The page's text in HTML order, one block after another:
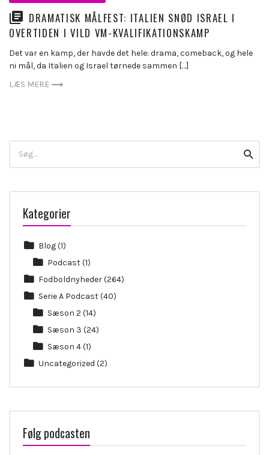
DRAMATISK MÅLFEST: ITALIEN SNØD ISRAEL I
OVERTIDEN I VILD VM-KVALIFIKATIONSKAMP
Det var en kamp, der havde det hele: drama, comeback, og hele
ni mål, da Italien og Israel tørnede sammen […]
LÆS MERE
for:
Kategorier
Blog(1)
Podcast(1)
Fodboldnyheder(264)
Serie A Podcast(40)
Sæson 2 (14)
Sæson 3 (24)
Sæson 4(1)
Uncategorized (2)
Følg podcasten